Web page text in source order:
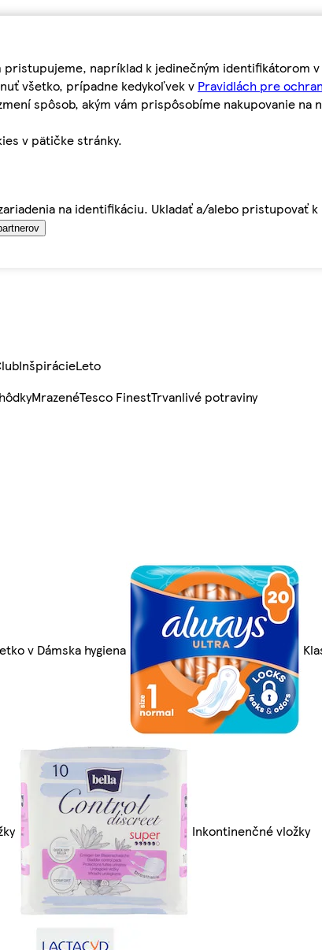
napríklad k jedinečným identifikátorom
všetko, prípadne kedykoľvek v Pravidlách pre
spôsob, akým vám prispôsobíme nakupovanie na
v pätičke stránky.
na identifikáciu. Ukladať a/alebo pristupovať
InšpirácieLeto
MrazenéTesco FinestTrvanlivé potraviny
v Dámska hygiena
Inkontinenčné vložky